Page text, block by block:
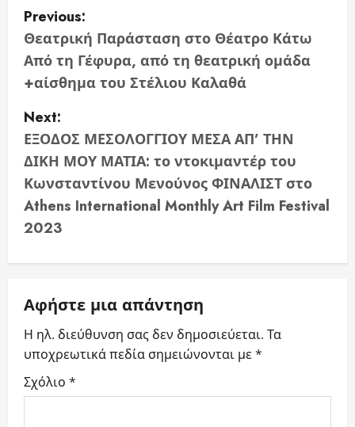
P
o
s
t
n
a
v
i
g
a
t
i
o
Previous:
Θεατρική Παράσταση στο Θέατρο Κάτω
Από τη Γέφυρα, από τη θεατρική ομάδα
+αίσθημα του Στέλιου Καλαθά
Next:
ΕΞΟΔΟΣ ΜΕΣΟΛΟΓΓΙΟΥ ΜΕΣΑ ΑΠ’ ΤΗΝ
ΔΙΚΗ ΜΟΥ ΜΑΤΙΑ: το ντοκιμαντέρ του
Κωνσταντίνου Μενούνος ΦΙΝΑΛΙΣΤ στο
Athens International Monthly Art Film Festival
2023
Αφήστε μια απάντηση
Η ηλ. διεύθυνση σας δεν δημοσιεύεται. Τα
υποχρεωτικά πεδία σημειώνονται με*
Σχόλιο *